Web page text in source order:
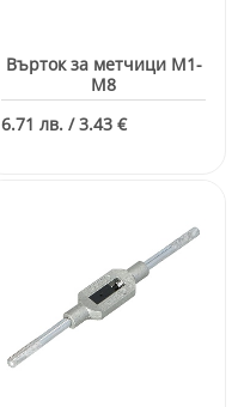
Върток за метчици М1-
М8
6.71 лв. / 3.43 €